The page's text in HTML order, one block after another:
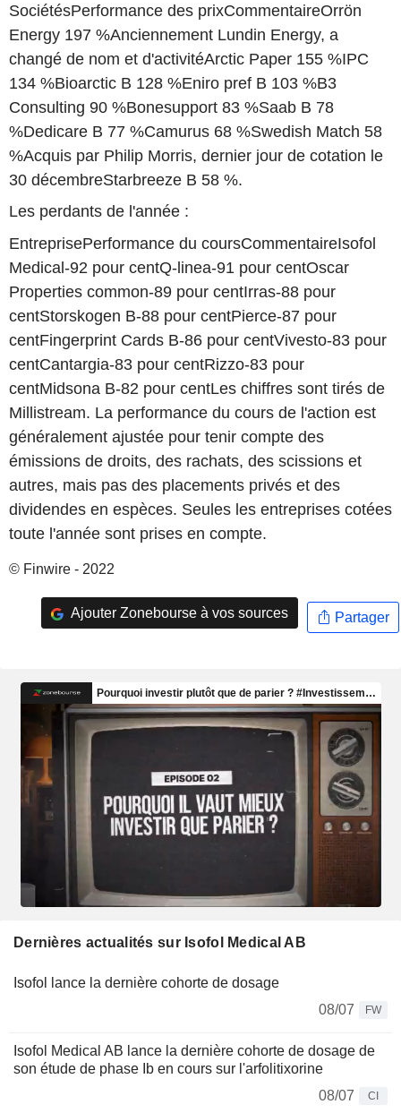
SociétésPerformance des prixCommentaireOrrön
Energy 197 %Anciennement Lundin Energy, a
changé de nom et d'activitéArctic Paper 155 %IPC
134 %Bioarctic B 128 %Eniro pref B 103 %B3
Consulting 90 %Bonesupport 83 %Saab B 78
%Dedicare B 77 %Camurus 68 %Swedish Match 58
%Acquis par Philip Morris, dernier jour de cotation le
30 décembreStarbreeze B 58 %.
Les perdants de l'année :
EntreprisePerformance du coursCommentaireIsofol
Medical-92 pour centQ-linea-91 pour centOscar
Properties common-89 pour centIrras-88 pour
centStorskogen B-88 pour centPierce-87 pour
centFingerprint Cards B-86 pour centVivesto-83 pour
centCantargia-83 pour centRizzo-83 pour
centMidsona B-82 pour centLes chiffres sont tirés de
Millistream. La performance du cours de l'action est
généralement ajustée pour tenir compte des
émissions de droits, des rachats, des scissions et
autres, mais pas des placements privés et des
dividendes en espèces. Seules les entreprises cotées
toute l'année sont prises en compte.
© Finwire - 2022
Ajouter Zonebourse à vos sources Partager
Dernières actualités sur Isofol Medical AB
Isofol lance la dernière cohorte de dosage
08/07
FW
Isofol Medical AB lance la dernière cohorte de dosage de
son étude de phase Ib en cours sur l'arfolitixorine
08/07
CI